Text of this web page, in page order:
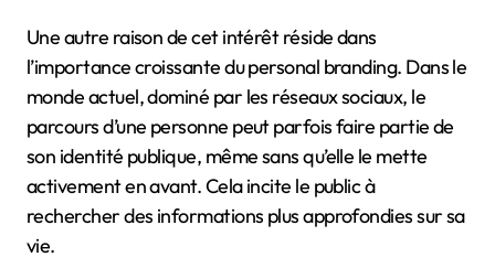
Une autre raison de cet intérêt réside dans
l’importance croissante du personal branding. Dans le
monde actuel, dominé par les réseaux sociaux, le
parcours d’une personne peut parfois faire partie de
son identité publique, même sans qu’elle le mette
activement en avant. Cela incite le public à
rechercher des informations plus approfondies sur sa
vie.